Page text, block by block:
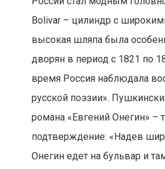
Bolivar – цилиндр с
высокая шляпа была
дворян в период с 1821 по
время Россия наблюдала
русской поэзии».
романа «Евгений Онегин» –
подтверждение: «Надев
Онегин едет на бульвар и